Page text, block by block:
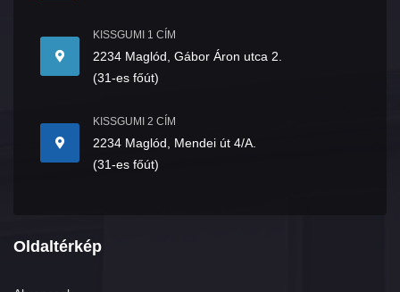
KISSGUMI 1 CÍM
2234 Maglód, Gábor Áron utca 2.
(31-es főút)
KISSGUMI 2 CÍM
2234 Maglód, Mendei út 4/A.
(31-es főút)
Oldaltérkép